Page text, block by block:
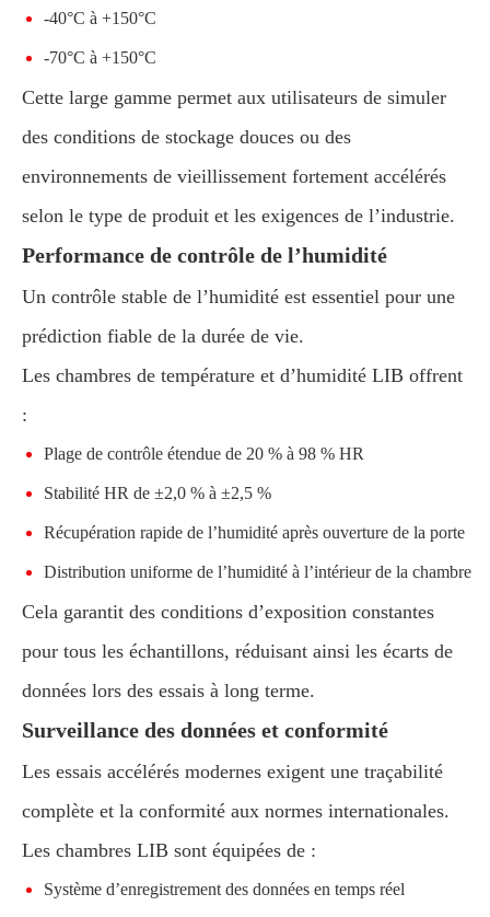
-40°C à +150°C
-70°C à +150°C
Cette large gamme permet aux utilisateurs de simuler
des conditions de stockage douces ou des
environnements de vieillissement fortement accélérés
selon le type de produit et les exigences de l’industrie.
Performance de contrôle de l’humidité
Un contrôle stable de l’humidité est essentiel pour une
prédiction fiable de la durée de vie.
Les chambres de température et d’humidité LIB offrent
:
Plage de contrôle étendue de 20 % à 98 % HR
Stabilité HR de ±2,0 % à ±2,5 %
Récupération rapide de l’humidité après ouverture de la porte
Distribution uniforme de l’humidité à l’intérieur de la chambre
Cela garantit des conditions d’exposition constantes
pour tous les échantillons, réduisant ainsi les écarts de
données lors des essais à long terme.
Surveillance des données et conformité
Les essais accélérés modernes exigent une traçabilité
complète et la conformité aux normes internationales.
Les chambres LIB sont équipées de :
Système d’enregistrement des données en temps réel